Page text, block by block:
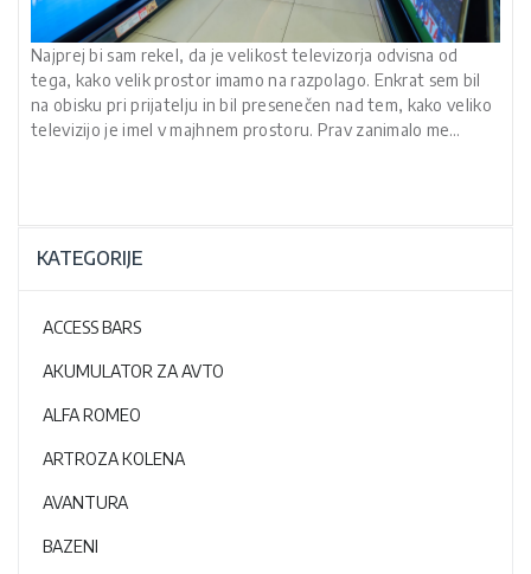
Najprej bi sam rekel, da je velikost televizorja odvisna od
tega, kako velik prostor imamo na razpolago. Enkrat sem bil
na obisku pri prijatelju in bil presenečen nad tem, kako veliko
televizijo je imel v majhnem prostoru. Prav zanimalo me…
KATEGORIJE
ACCESS BARS
AKUMULATOR ZA AVTO
ALFA ROMEO
ARTROZA KOLENA
AVANTURA
BAZENI